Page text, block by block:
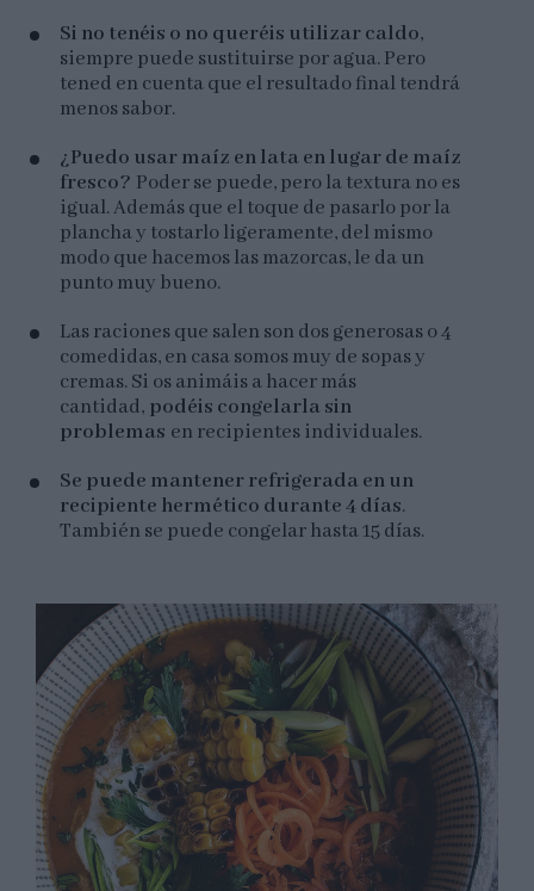
Si no tenéis o no queréis utilizar caldo,
siempre puede sustituirse por agua. Pero
tened en cuenta que el resultado final tendrá
menos sabor.
¿Puedo usar maíz en lata en lugar de maíz
fresco? Poder se puede, pero la textura no es
igual. Además que el toque de pasarlo por la
plancha y tostarlo ligeramente, del mismo
modo que hacemos las mazorcas, le da un
punto muy bueno.
Las raciones que salen son dos generosas o 4
comedidas, en casa somos muy de sopas y
cremas. Si os animáis a hacer más
cantidad, podéis congelarla sin
problemas en recipientes individuales.
Se puede mantener refrigerada en un
recipiente hermético durante 4 días.
También se puede congelar hasta 15 días.